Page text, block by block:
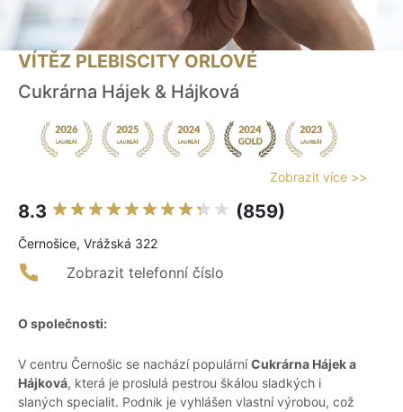
VÍTĚZ PLEBISCITY ORLOVÉ
Cukrárna Hájek & Hájková
Zobrazit více >>
8.3 (859)
Černošice, Vrážská 322
Zobrazit telefonní číslo
O společnosti:
V centru Černošic se nachází populárníCukrárna Hájek a
Hájková, která je proslulá pestrou škálou sladkých i
slaných specialit. Podnik je vyhlášen vlastní výrobou, což